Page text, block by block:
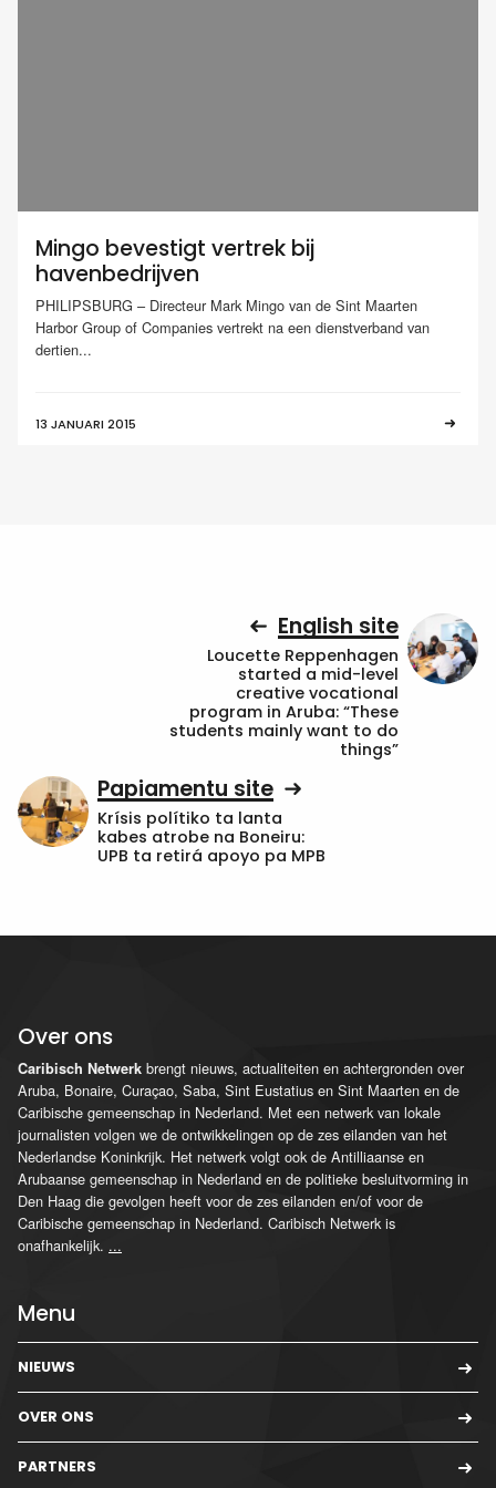
Mingo bevestigt vertrek bij
havenbedrijven
PHILIPSBURG – Directeur Mark Mingo van de Sint Maarten
Harbor Group of Companies vertrekt na een dienstverband van
dertien...
13 JANUARI 2015
English site
Loucette Reppenhagen
started a mid-level
creative vocational
program in Aruba: “These
students mainly want to do
things”
Papiamentu site
Krísis polítiko ta lanta
kabes atrobe na Boneiru:
UPB ta retirá apoyo pa MPB
Over ons
Caribisch Netwerk brengt nieuws, actualiteiten en achtergronden over
Aruba, Bonaire, Curaçao, Saba, Sint Eustatius en Sint Maarten en de
Caribische gemeenschap in Nederland. Met een netwerk van lokale
journalisten volgen we de ontwikkelingen op de zes eilanden van het
Nederlandse Koninkrijk. Het netwerk volgt ook de Antilliaanse en
Arubaanse gemeenschap in Nederland en de politieke besluitvorming in
Den Haag die gevolgen heeft voor de zes eilanden en/of voor de
Caribische gemeenschap in Nederland. Caribisch Netwerk is
onafhankelijk. ...
Menu
NIEUWS
OVER ONS
PARTNERS